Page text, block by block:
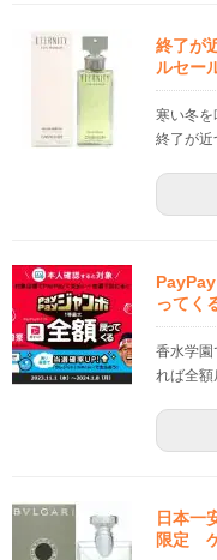
終了が
ルセー
寒い冬を
終了が近
ってく
香水学
れば全額
日本一
限定